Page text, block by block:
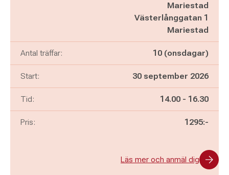
Mariestad
Västerlånggatan 1
Mariestad
Antal träffar: 10 (onsdagar)
Start: 30 september 2026
Tid: Pågår mellan
14.00 - och
16.30
Pris: 1295:-
Läs mer och anmäl dig